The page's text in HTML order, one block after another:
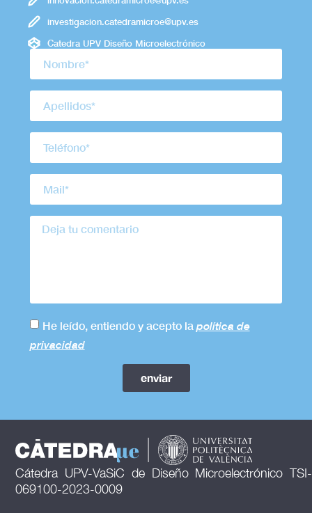
investigacion.catedramicroe@upv.es
Catedra UPV Diseño Microelectrónico
He leído, entiendo y acepto la política de
privacidad
enviar
Cátedra UPV-VaSiC de Diseño Microelectrónico TSI-
069100-2023-0009